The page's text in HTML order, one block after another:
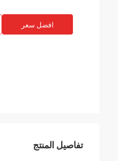
افضل سعر
تفاصيل المنتج